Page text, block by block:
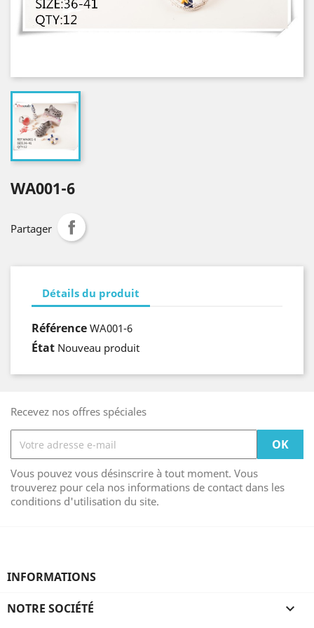
WA001-6
Partager
Détails du produit
Référence WA001-6
État Nouveau produit
Recevez nos offres spéciales
Vous pouvez vous désinscrire à tout moment. Vous
trouverez pour cela nos informations de contact dans les
conditions d'utilisation du site.
INFORMATIONS
NOTRE SOCIÉTÉ 